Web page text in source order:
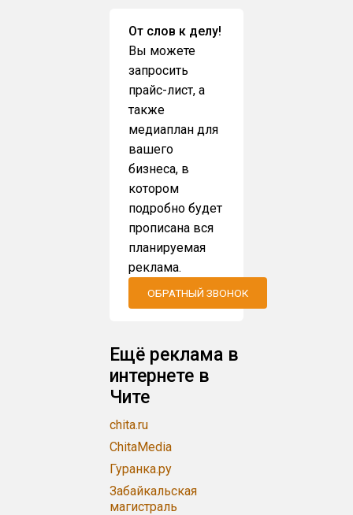
От слов к делу!
Вы можете
запросить
прайс-лист, а
также
медиаплан для
вашего
бизнеса, в
котором
подробно будет
прописана вся
планируемая
реклама.
ОБРАТНЫЙ ЗВОНОК
Ещё реклама в
интернете в
Чите
chita.ru
ChitaMedia
Гуранка.ру
Забайкальская
магистраль